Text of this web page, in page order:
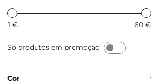
1 € 60 €
Só produtos em promoção
Cor